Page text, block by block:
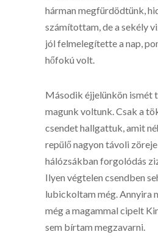
hárman megfürdödtünk,
számítottam, de a sekély
jól felmelegítette a nap,
hőfokú volt.
Második éjjelünkön ismét
magunk voltunk. Csak a
csendet hallgattuk, amit
repülő nagyon távoli zöreje
hálózsákban forgolódás
Ilyen végtelen csendben
lubickoltam még. Annyira
még a magammal cipelt
sem bírtam megzavarni.